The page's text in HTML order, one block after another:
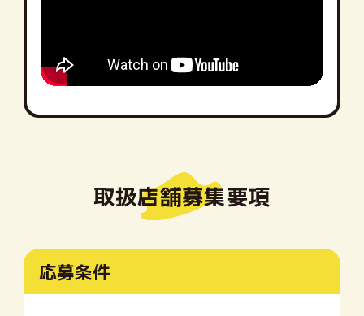
取扱店舗募集要項
応募条件